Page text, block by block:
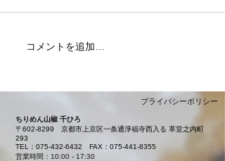
コメントを追加…
プライバシーポリシー
ちりめん山椒 千ひろ
〒602-8299 京都市上京区一条通淨福寺西入る 革堂之内町
293
TEL：075-432-6432 FAX：075-441-8355
営業時間：10:00 - 17:30